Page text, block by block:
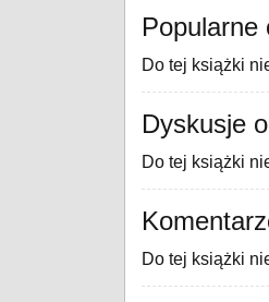
Popularne
Do tej książki
Dyskusje
Do tej książki
Do tej książki